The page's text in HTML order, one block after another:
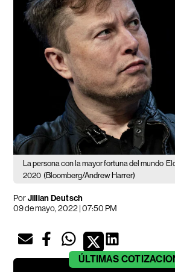
La persona con la mayor fortuna del mundo
2020 (Bloomberg/Andrew Harrer)
PorJillian Deutsch
09 de mayo, 2022 | 07:50 PM
ÚLTIMAS